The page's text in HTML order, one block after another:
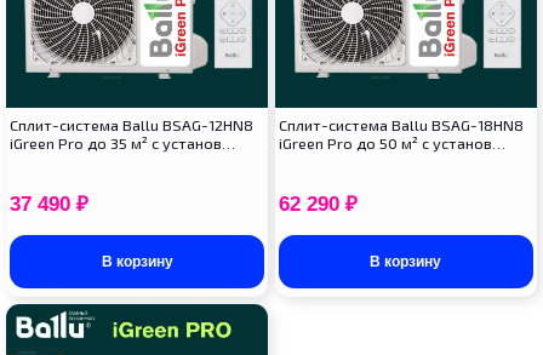
Сплит-система Ballu BSAG-12HN8
iGreen Pro до 35 м² с установ…
37 490 ₽
В корзину
Сплит-система Ballu BSAG-18HN8
iGreen Pro до 50 м² с установ…
62 290 ₽
В корзину